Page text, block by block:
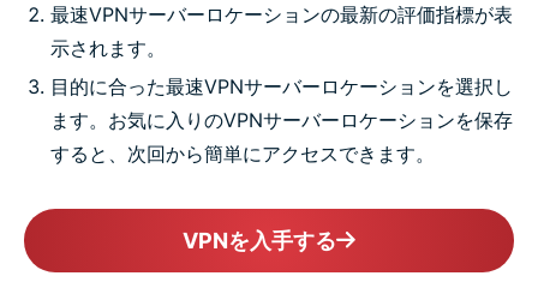
最速VPNサーバーロケーションの最新の評価指標が表
示されます。
目的に合った最速VPNサーバーロケーションを選択し
ます。お気に入りのVPNサーバーロケーションを保存
すると、次回から簡単にアクセスできます。
VPNを入手する